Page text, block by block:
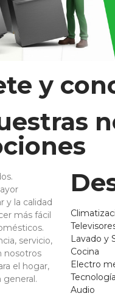
y
y la calidad
más fácil
servicio,
nosotros
el hogar,
Lavado y
Cocina
Electro
Tecnología
Audio